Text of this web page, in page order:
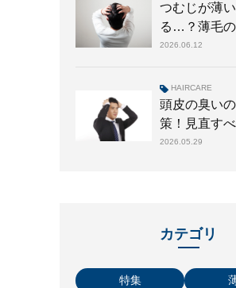
つむじが薄
る…？薄毛
別の対策、治
2026.06.12
頭皮の臭い
策！見直す
や正しい洗い
2026.05.29
HAIRCARE
カテゴリ
特集